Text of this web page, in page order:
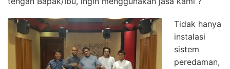
Tidak hanya
instalasi
sistem
peredaman,